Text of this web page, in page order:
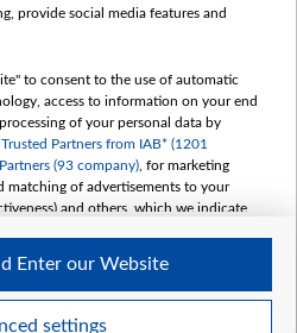
Shorts
мульт
English
PL
Now
History
Music
Doc
provide social media features and
to consent to the use of automatic
access to information on your end
of your personal data by
Trusted Partners from IAB* (1201
(93 company) , for marketing
matching of advertisements to your
and others, which we indicate
by TVP S.A. w likwidacji are as
settings
Enter our Website